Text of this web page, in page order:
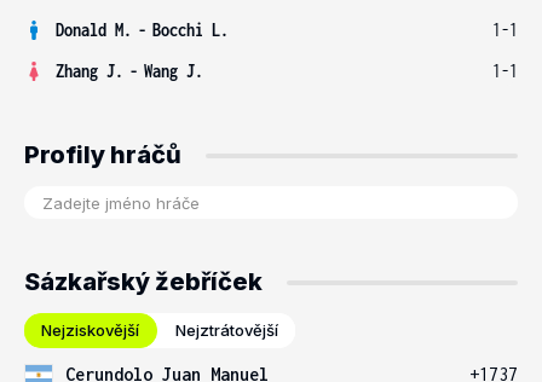
Donald M. - Bocchi L.
1-1
Zhang J. - Wang J. 1-1
Profily hráčů
Sázkařský žebříček
Nejziskovější Nejztrátovější
Cerundolo Juan Manuel
+1737